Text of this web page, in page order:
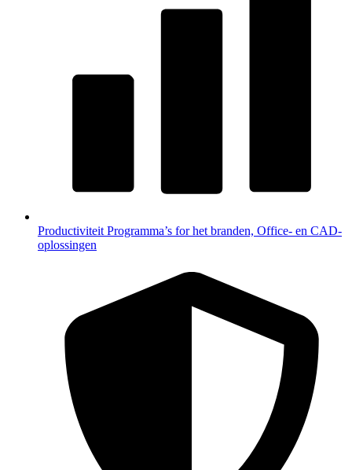
Productiviteit Programma’s for het branden, Office- en CAD-
oplossingen